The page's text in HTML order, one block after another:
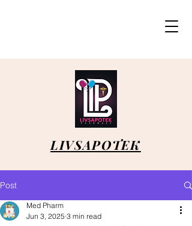
LIVSAPOTEK
Post
Med Pharm
Jun 3, 2025 3 min read